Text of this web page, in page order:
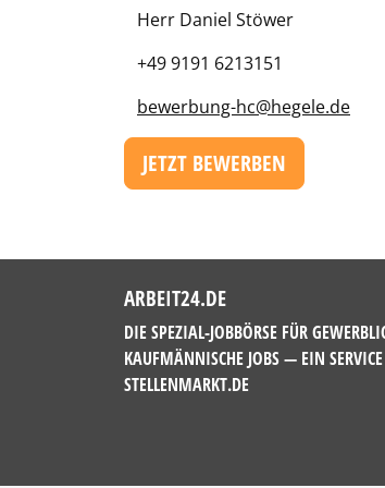
Herr Daniel Stöwer
+49 9191 6213151
bewerbung-hc@hegele.de
JETZT BEWERBEN
ARBEIT24.DE
DIE SPEZIAL-JOBBÖRSE FÜR
KAUFMÄNNISCHE JOBS — EIN
STELLENMARKT.DE